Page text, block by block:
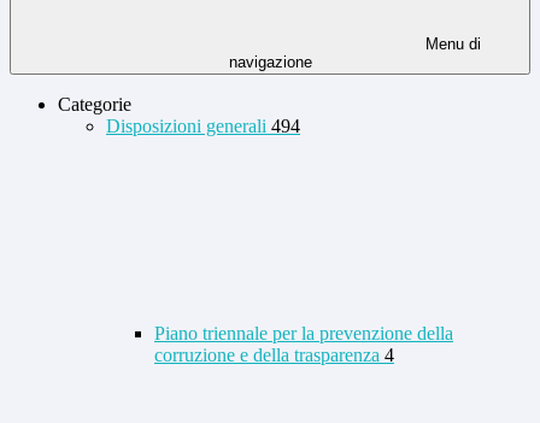
Menu di
navigazione
Categorie
Disposizioni generali 494
Piano triennale per la prevenzione della
corruzione e della trasparenza 4